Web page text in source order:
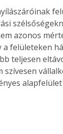
azonos
felületeken
teljesen
szívesen